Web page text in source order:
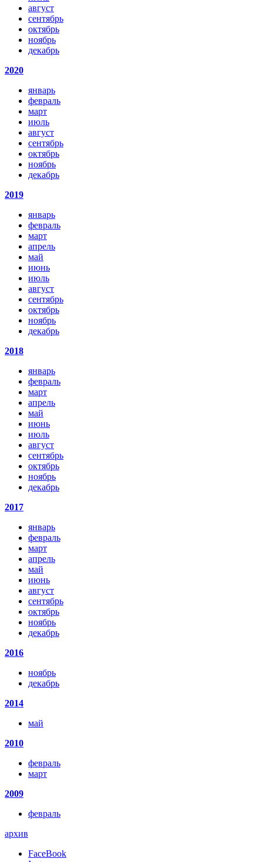
август
сентябрь
октябрь
ноябрь
декабрь
2020
январь
февраль
март
июль
август
сентябрь
октябрь
ноябрь
декабрь
2019
январь
февраль
март
апрель
май
июнь
июль
август
сентябрь
октябрь
ноябрь
декабрь
2018
январь
февраль
март
апрель
май
июнь
июль
август
сентябрь
октябрь
ноябрь
декабрь
2017
январь
февраль
март
апрель
май
июнь
август
сентябрь
октябрь
ноябрь
декабрь
2016
ноябрь
декабрь
2014
май
2010
февраль
март
2009
февраль
архив
FaceBook